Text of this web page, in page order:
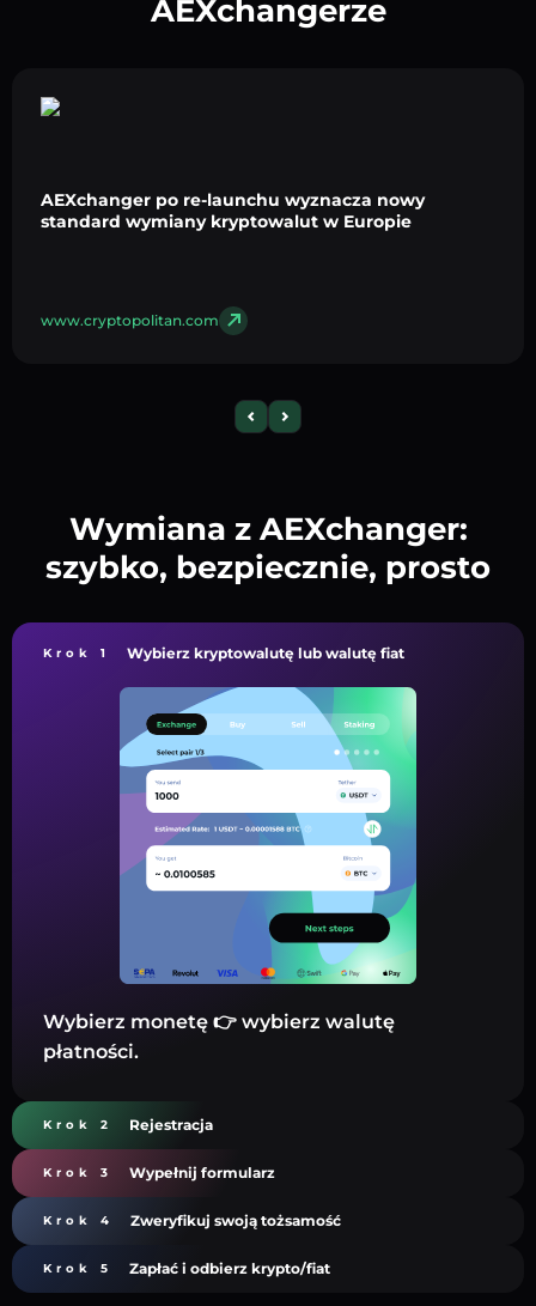
AEXchangerze
AEXchanger po re-launchu wyznacza nowy
standard wymiany kryptowalut w Europie
www.cryptopolitan.com
Wymiana z AEXchanger:
szybko, bezpiecznie, prosto
Krok 1 Wybierz kryptowalutę lub walutę fiat
Wybierz monetę 👉 wybierz walutę
płatności.
Krok 2 Rejestracja
Krok 3 Wypełnij formularz
Krok 4 Zweryfikuj swoją tożsamość
Krok 5 Zapłać i odbierz krypto/fiat